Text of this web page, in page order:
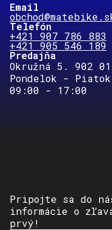
Email
Telefón
+421 907 786 883
+421 905 546 189
Predajňa
Okružná 5. 902
Pondelok - Piatok
09:00 - 17:00
Pripojte sa do
informácie o
prvý!